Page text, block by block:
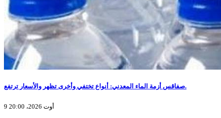
صفاقس أزمة الماء المعدني: أنواع تختفي وأخرى تظهر والأسعار ترتفع.
9 أوت 2026، 20:00